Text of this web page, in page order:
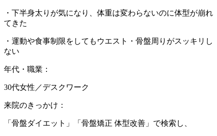
・下半身太りが気になり、体重は変わらないのに体型が崩れ
てきた
・運動や食事制限をしてもウエスト・骨盤周りがスッキリし
ない
年代・職業：
30代女性／デスクワーク
来院のきっかけ：
「骨盤ダイエット」「骨盤矯正 体型改善」で検索し、